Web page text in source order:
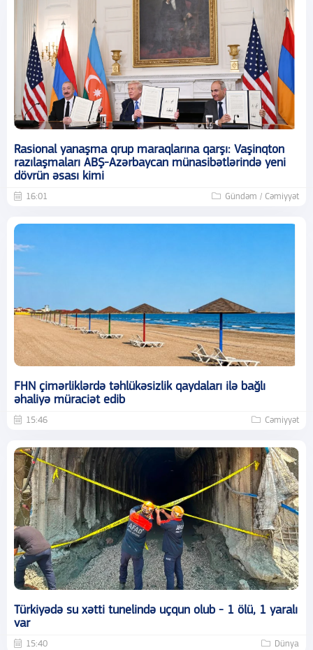
Rasional yanaşma qrup maraqlarına qarşı: Vaşinqton
razılaşmaları ABŞ-Azərbaycan münasibətlərində yeni
dövrün əsası kimi
16:01 Gündəm / Cəmiyyət
FHN çimərliklərdə təhlükəsizlik qaydaları ilə bağlı
əhaliyə müraciət edib
15:46 Cəmiyyət
Türkiyədə su xətti tunelində uçqun olub - 1 ölü, 1 yaralı
var
15:40 Dünya